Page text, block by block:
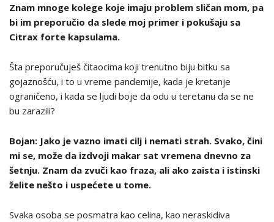
Znam mnoge kolege koje imaju problem sličan mom, pa
bi im preporučio da slede moj primer i pokušaju sa
Citrax forte kapsulama.
Šta preporučuješ čitaocima koji trenutno biju bitku sa
gojaznošću, i to u vreme pandemije, kada je kretanje
ograničeno, i kada se ljudi boje da odu u teretanu da se ne
bu zarazili?
Bojan: Jako je vazno imati cilj i nemati strah. Svako, čini
mi se, može da izdvoji makar sat vremena dnevno za
šetnju. Znam da zvuči kao fraza, ali ako zaista i istinski
želite nešto i uspećete u tome.
Svaka osoba se posmatra kao celina, kao neraskidiva